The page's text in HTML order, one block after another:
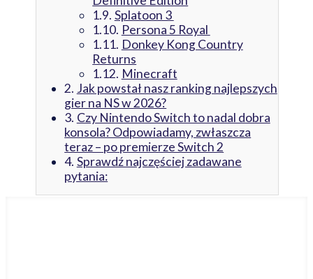
Splatoon 3
Persona 5 Royal
Donkey Kong Country
Returns
Minecraft
Jak powstał nasz ranking najlepszych
gier na NS w 2026?
Czy Nintendo Switch to nadal dobra
konsola? Odpowiadamy, zwłaszcza
teraz – po premierze Switch 2
Sprawdź najczęściej zadawane
pytania: